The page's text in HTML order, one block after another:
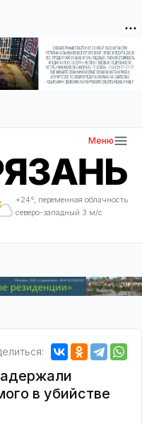
Меню
+24°, переменная облачность
северо-западный 3 м/с
в убийстве